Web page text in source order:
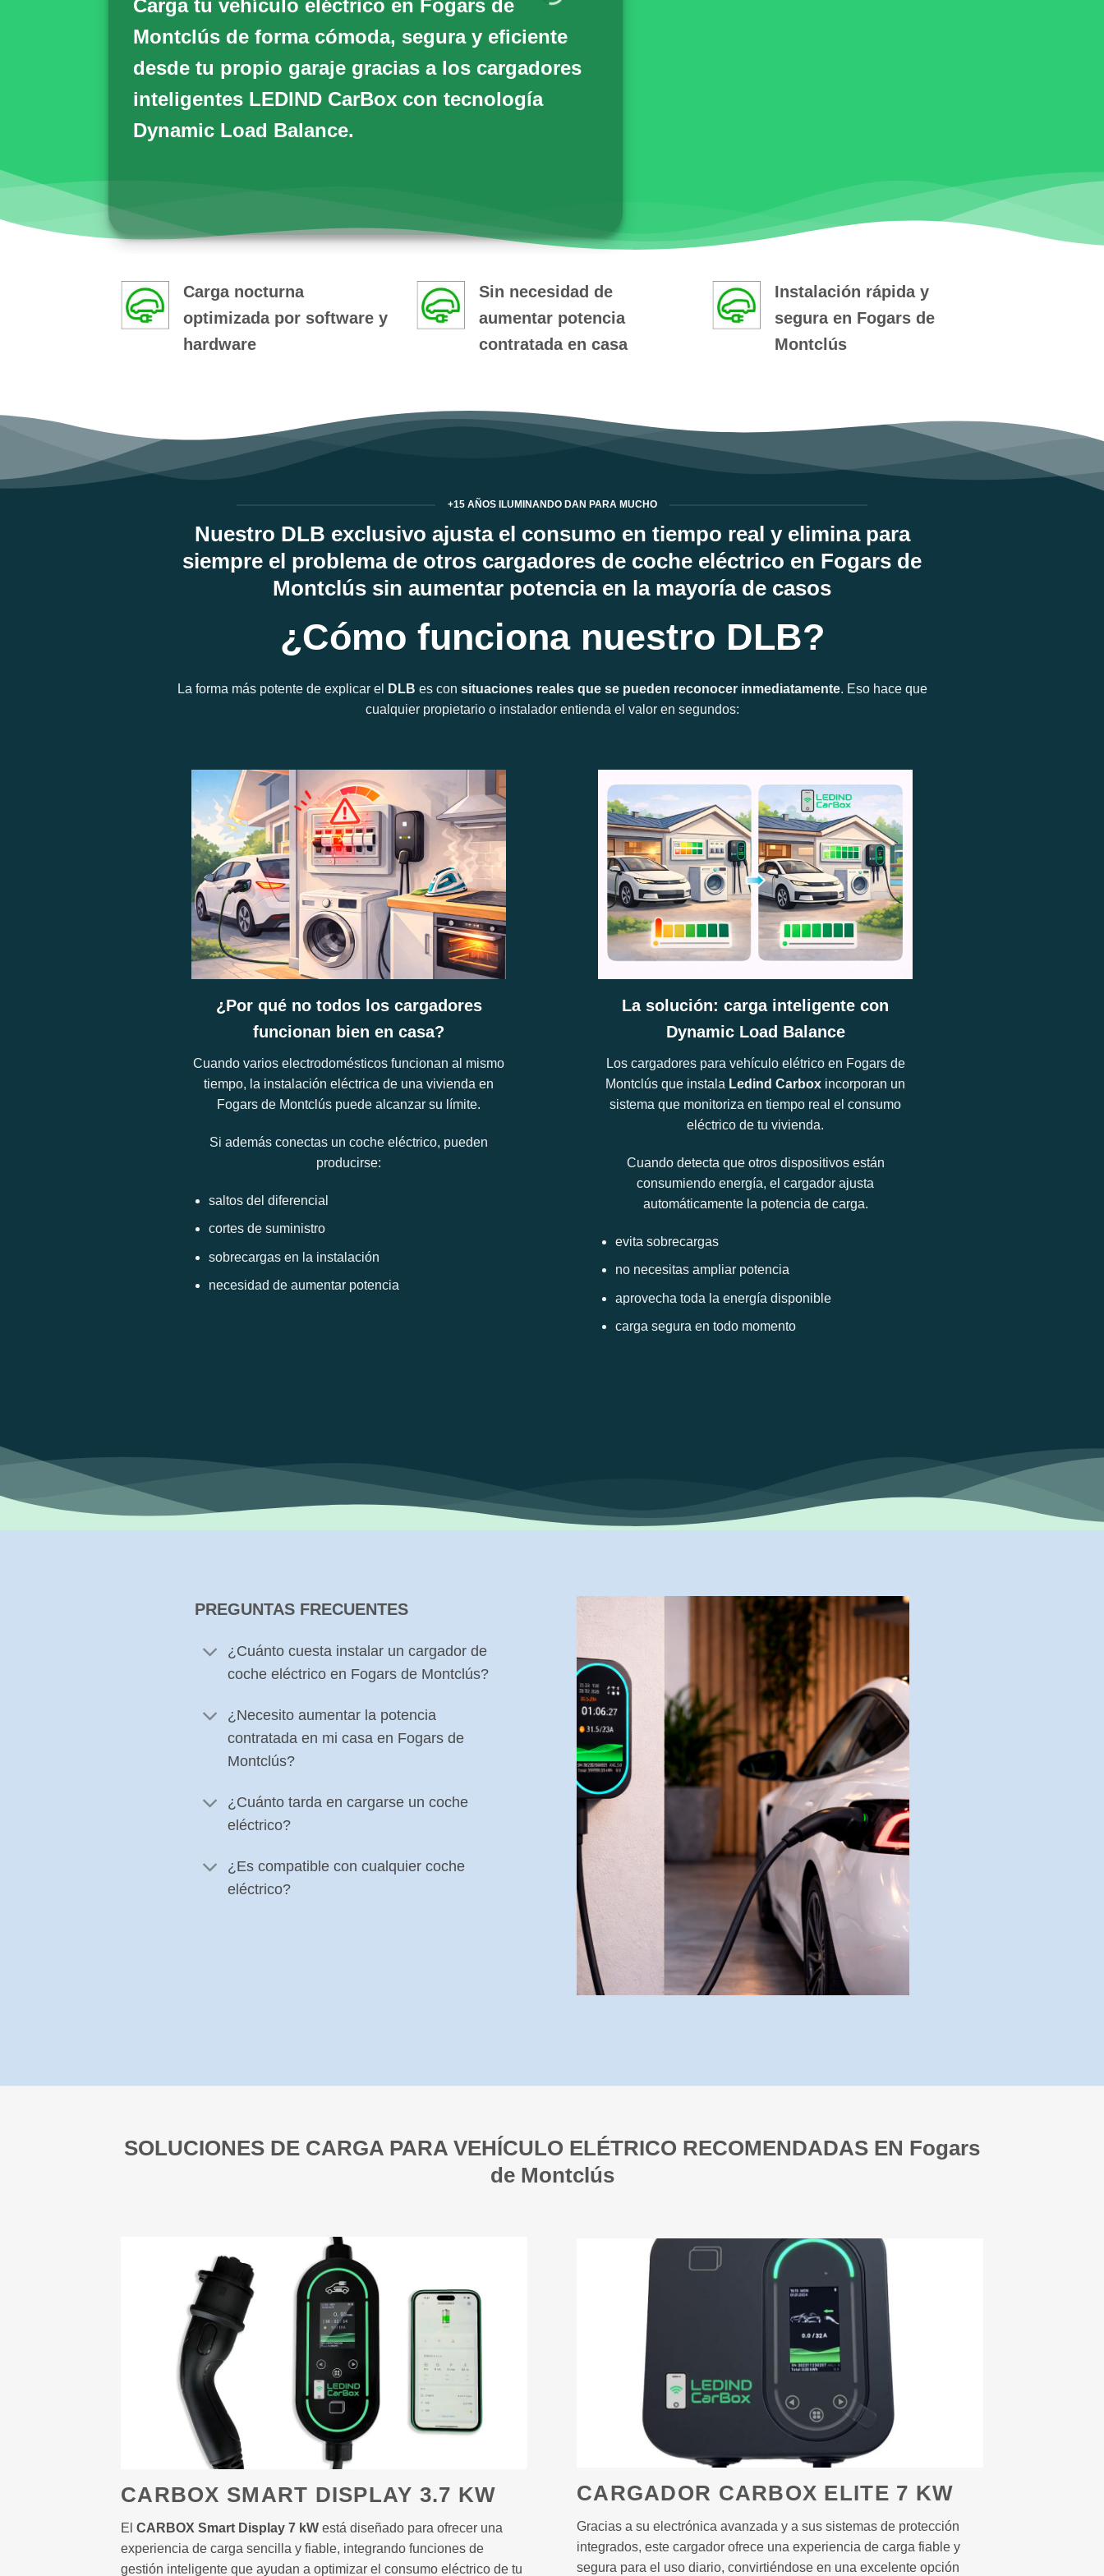
Carga tu vehículo eléctrico en Fogars de
Montclús de forma cómoda, segura y eficiente
desde tu propio garaje gracias a los cargadores
inteligentes LEDIND CarBox con tecnología
Dynamic Load Balance.
Carga nocturna
optimizada por software y
hardware
Sin necesidad de
aumentar potencia
contratada en casa
Instalación rápida y
segura en Fogars de
Montclús
+15 AÑOS ILUMINANDO DAN PARA MUCHO
Nuestro DLB exclusivo ajusta el consumo en tiempo real y elimina para
siempre el problema de otros cargadores de coche eléctrico en Fogars de
Montclús sin aumentar potencia en la mayoría de casos
¿Cómo funciona nuestro DLB?
La forma más potente de explicar el DLB es con situaciones reales que se pueden reconocer inmediatamente. Eso hace que
cualquier propietario o instalador entienda el valor en segundos:
¿Por qué no todos los cargadores
funcionan bien en casa?
Cuando varios electrodomésticos funcionan al mismo
tiempo, la instalación eléctrica de una vivienda en
Fogars de Montclús puede alcanzar su límite.
Si además conectas un coche eléctrico, pueden
producirse:
saltos del diferencial
cortes de suministro
sobrecargas en la instalación
necesidad de aumentar potencia
La solución: carga inteligente con
Dynamic Load Balance
Los cargadores para vehículo elétrico en Fogars de
Montclús que instala Ledind Carbox incorporan un
sistema que monitoriza en tiempo real el consumo
eléctrico de tu vivienda.
Cuando detecta que otros dispositivos están
consumiendo energía, el cargador ajusta
automáticamente la potencia de carga.
evita sobrecargas
no necesitas ampliar potencia
aprovecha toda la energía disponible
carga segura en todo momento
PREGUNTAS FRECUENTES
¿Cuánto cuesta instalar un cargador de
coche eléctrico en Fogars de Montclús?
¿Necesito aumentar la potencia
contratada en mi casa en Fogars de
Montclús?
¿Cuánto tarda en cargarse un coche
eléctrico?
¿Es compatible con cualquier coche
eléctrico?
SOLUCIONES DE CARGA PARA VEHÍCULO ELÉTRICO RECOMENDADAS EN Fogars
de Montclús
CARBOX SMART DISPLAY 3.7 KW
El CARBOX Smart Display 7 kW está diseñado para ofrecer una
experiencia de carga sencilla y fiable, integrando funciones de
gestión inteligente que ayudan a optimizar el consumo eléctrico de tu
CARGADOR CARBOX ELITE 7 KW
Gracias a su electrónica avanzada y a sus sistemas de protección
integrados, este cargador ofrece una experiencia de carga fiable y
segura para el uso diario, convirtiéndose en una excelente opción